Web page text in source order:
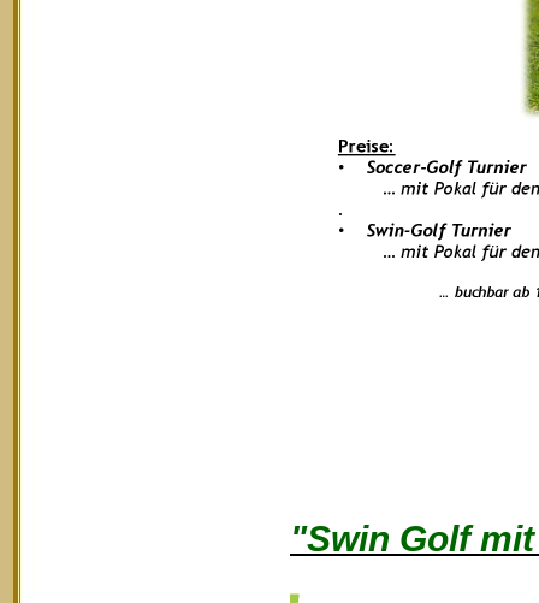
"Swin Golf